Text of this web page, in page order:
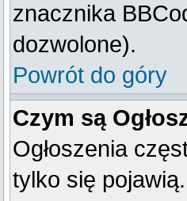
znacznika
dozwolone).
Powrót do góry
Czym są
Ogłoszenia
tylko się